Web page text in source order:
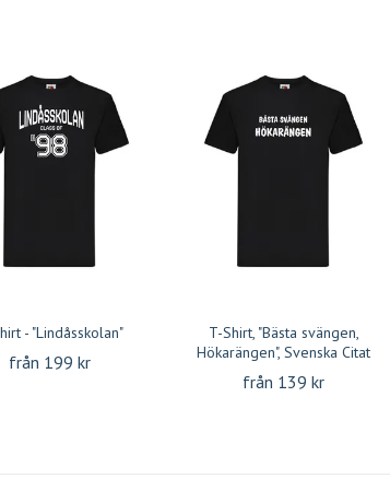
- "Lindåsskolan"
från 199 kr
T-Shirt, "Bästa svängen,
Hökarängen", Svenska Citat
från 139 kr